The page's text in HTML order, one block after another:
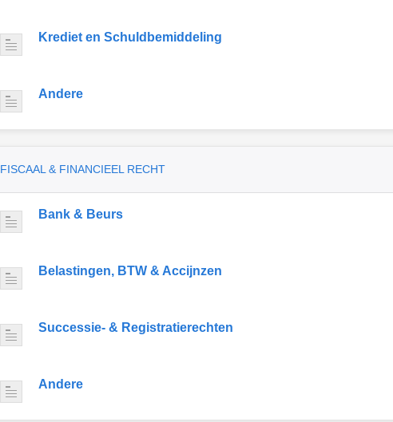
Krediet en Schuldbemiddeling
Andere
FISCAAL & FINANCIEEL RECHT
Bank & Beurs
Belastingen, BTW & Accijnzen
Successie- & Registratierechten
Andere